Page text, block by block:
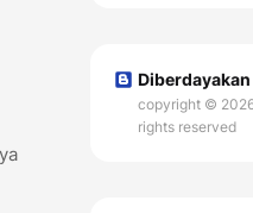
copyright ©
rights reserved